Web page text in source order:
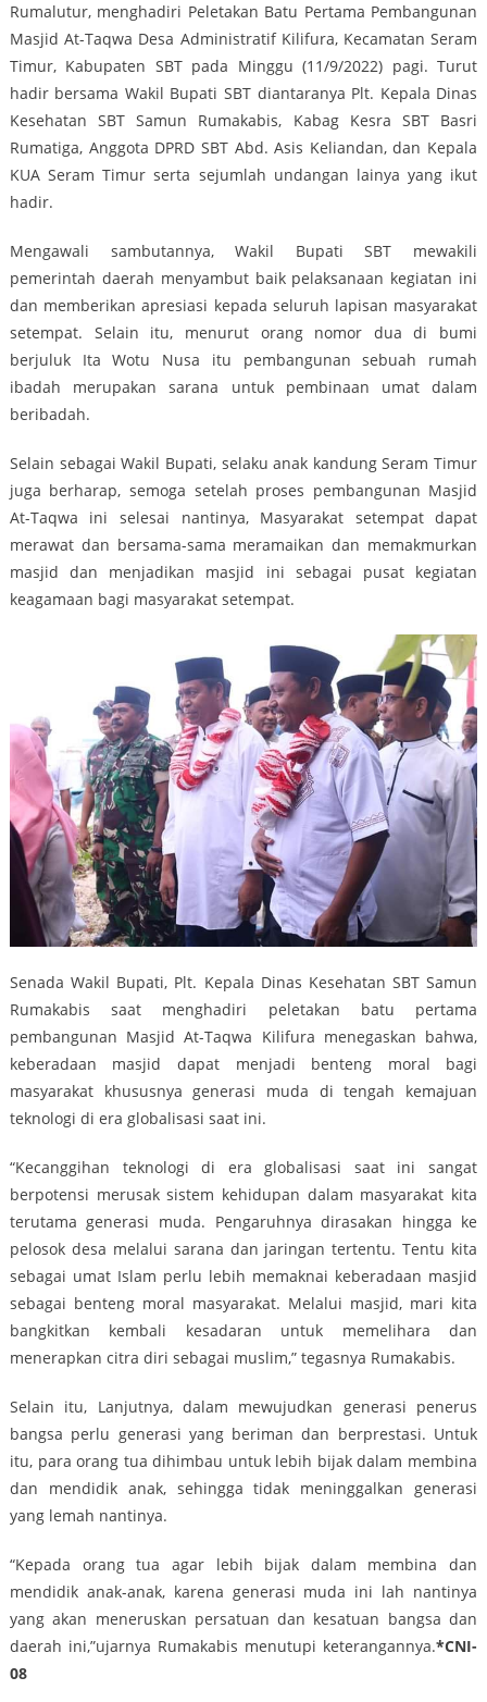
Rumalutur, menghadiri Peletakan Batu Pertama Pembangunan
Masjid At-Taqwa Desa Administratif Kilifura, Kecamatan Seram
Timur, Kabupaten SBT pada Minggu (11/9/2022) pagi. Turut
hadir bersama Wakil Bupati SBT diantaranya Plt. Kepala Dinas
Kesehatan SBT Samun Rumakabis, Kabag Kesra SBT Basri
Rumatiga, Anggota DPRD SBT Abd. Asis Keliandan, dan Kepala
KUA Seram Timur serta sejumlah undangan lainya yang ikut
hadir.
Mengawali sambutannya, Wakil Bupati SBT mewakili
pemerintah daerah menyambut baik pelaksanaan kegiatan ini
dan memberikan apresiasi kepada seluruh lapisan masyarakat
setempat. Selain itu, menurut orang nomor dua di bumi
berjuluk Ita Wotu Nusa itu pembangunan sebuah rumah
ibadah merupakan sarana untuk pembinaan umat dalam
beribadah.
Selain sebagai Wakil Bupati, selaku anak kandung Seram Timur
juga berharap, semoga setelah proses pembangunan Masjid
At-Taqwa ini selesai nantinya, Masyarakat setempat dapat
merawat dan bersama-sama meramaikan dan memakmurkan
masjid dan menjadikan masjid ini sebagai pusat kegiatan
keagamaan bagi masyarakat setempat.
Senada Wakil Bupati, Plt. Kepala Dinas Kesehatan SBT Samun
Rumakabis saat menghadiri peletakan batu pertama
pembangunan Masjid At-Taqwa Kilifura menegaskan bahwa,
keberadaan masjid dapat menjadi benteng moral bagi
masyarakat khususnya generasi muda di tengah kemajuan
teknologi di era globalisasi saat ini.
“Kecanggihan teknologi di era globalisasi saat ini sangat
berpotensi merusak sistem kehidupan dalam masyarakat kita
terutama generasi muda. Pengaruhnya dirasakan hingga ke
pelosok desa melalui sarana dan jaringan tertentu. Tentu kita
sebagai umat Islam perlu lebih memaknai keberadaan masjid
sebagai benteng moral masyarakat. Melalui masjid, mari kita
bangkitkan kembali kesadaran untuk memelihara dan
menerapkan citra diri sebagai muslim,” tegasnya Rumakabis.
Selain itu, Lanjutnya, dalam mewujudkan generasi penerus
bangsa perlu generasi yang beriman dan berprestasi. Untuk
itu, para orang tua dihimbau untuk lebih bijak dalam membina
dan mendidik anak, sehingga tidak meninggalkan generasi
yang lemah nantinya.
“Kepada orang tua agar lebih bijak dalam membina dan
mendidik anak-anak, karena generasi muda ini lah nantinya
yang akan meneruskan persatuan dan kesatuan bangsa dan
daerah ini,”ujarnya Rumakabis menutupi keterangannya.*CNI-
08